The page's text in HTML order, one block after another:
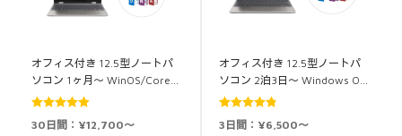
オフィス付き 12.5型ノートパ
ソコン 1ヶ月～ WinOS/Core…
5段階中 4.93
30日間：¥12,700～
オフィス付き 12.5型ノートパ
ソコン 2泊3日～ Windows O…
5段階中
3日間：¥6,500～